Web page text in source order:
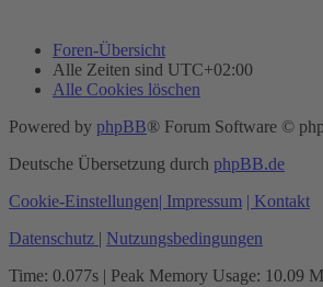
Foren-Übersicht
Alle Zeiten sind UTC+02:00
Alle Cookies löschen
Powered by phpBB® Forum Software ©
Deutsche Übersetzung durch phpBB.de
Cookie-Einstellungen| Impressum | Kontakt
Datenschutz | Nutzungsbedingungen
Time: 0.077s | Peak Memory Usage: 10.09